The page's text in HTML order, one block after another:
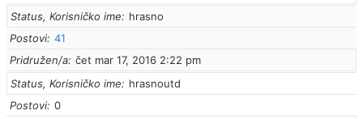
Status, Korisničko ime
hrasno
Postovi 41
Pridružen/a čet mar 17, 2016 2:22 pm
Status, Korisničko ime
hrasnoutd
Postovi 0